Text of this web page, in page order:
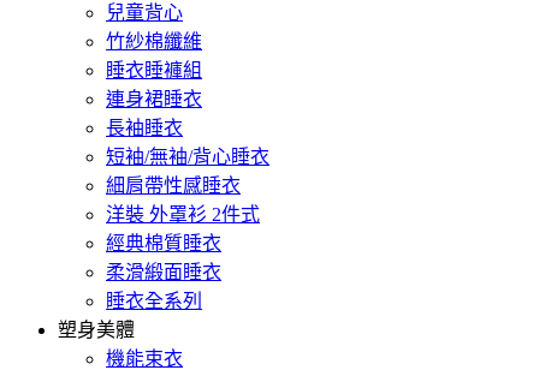
兒童背心
竹紗棉纖維
睡衣睡褲組
連身裙睡衣
長袖睡衣
短袖/無袖/背心睡衣
細肩帶性感睡衣
洋裝 外罩衫 2件式
經典棉質睡衣
柔滑緞面睡衣
睡衣全系列
塑身美體
機能束衣